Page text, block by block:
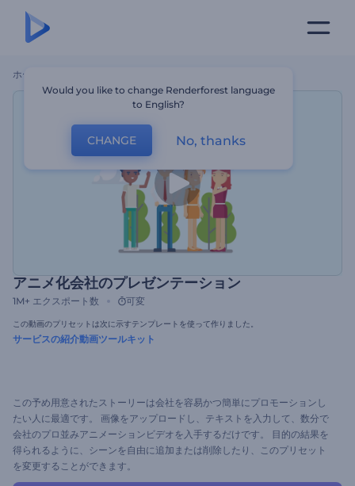
ホーム
アニメ化会社のプレゼンテーション
1M+ エクスポート数 可変
この動画のプリセットは次に示すテンプレートを使って作りました。
サービスの紹介動画ツールキット
この予め用意されたストーリーは会社を容易かつ簡単にプロモーションし
たい人に最適です。 画像をアップロードし、テキストを入力して、数分で
会社のプロ並みアニメーションビデオを入手するだけです。 目的の結果を
得られるように、シーンを自由に追加または削除したり、このプリセット
を変更することができます。
Would you like to change Renderforest language
to English?
CHANGE No, thanks